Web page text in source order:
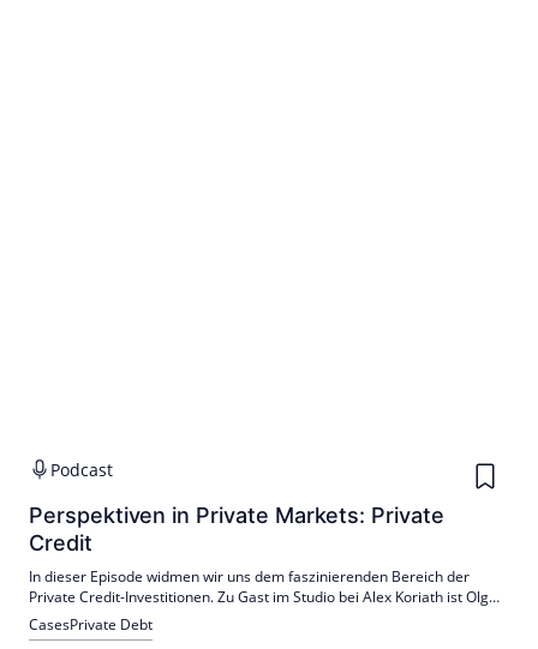
Podcast
Perspektiven in Private Markets: Private
Credit
In dieser Episode widmen wir uns dem faszinierenden Bereich der
Private Credit-Investitionen. Zu Gast im Studio bei Alex Koriath ist Olga
Braun-Cangl, Senior Investment Director und Private Credit-Expertin
bei Cambridge Associates.
CasesPrivate Debt